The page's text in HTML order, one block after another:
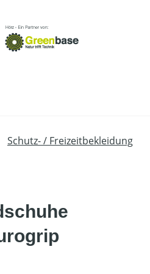
Schutz- / Freizeitbekleidung